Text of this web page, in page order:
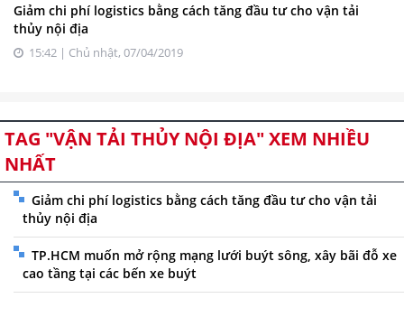
Giảm chi phí logistics bằng cách tăng đầu tư cho vận tải
thủy nội địa
15:42 | Chủ nhật, 07/04/2019
TAG "VẬN TẢI THỦY NỘI ĐỊA" XEM NHIỀU
NHẤT
Giảm chi phí logistics bằng cách tăng đầu tư cho vận tải
thủy nội địa
TP.HCM muốn mở rộng mạng lưới buýt sông, xây bãi đỗ xe
cao tầng tại các bến xe buýt